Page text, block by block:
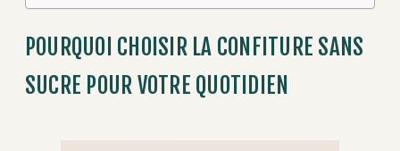
POURQUOI CHOISIR LA CONFITURE SANS
SUCRE POUR VOTRE QUOTIDIEN